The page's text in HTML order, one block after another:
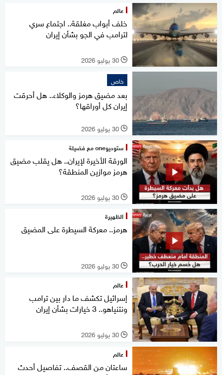
عالم
خلف أبواب مغلقة.. اجتماع سري
لترامب في الجو بشأن إيران
l 30 يوليو 2026
خاص
بعد مضيق هرمز والوكلاء.. هل أحرقت
إيران كل أوراقها؟
l 30 يوليو 2026
ستوديوone مع فضيلة
الورقة الأخيرة لإيران.. هل يقلب مضيق
هرمز موازين المنطقة؟
l 30 يوليو 2026
الظهيرة
هرمز.. معركة السيطرة على المضيق
l 30 يوليو 2026
عالم
إسرائيل تكشف ما دار بين ترامب
ونتنياهو.. 3 خيارات بشأن إيران
l 30 يوليو 2026
عالم
ساعتان من القصف.. تفاصيل أحدث